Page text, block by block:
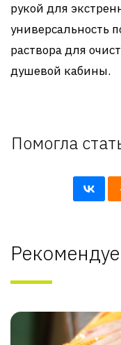
рукой для
универсальность
раствора для
душевой кабины.
Помогла